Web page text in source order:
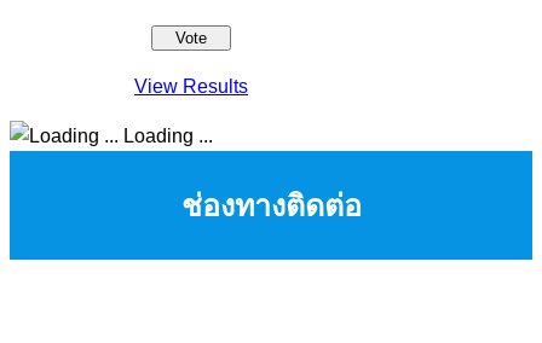
View Results
Loading ...
ช่องทางติดต่อ